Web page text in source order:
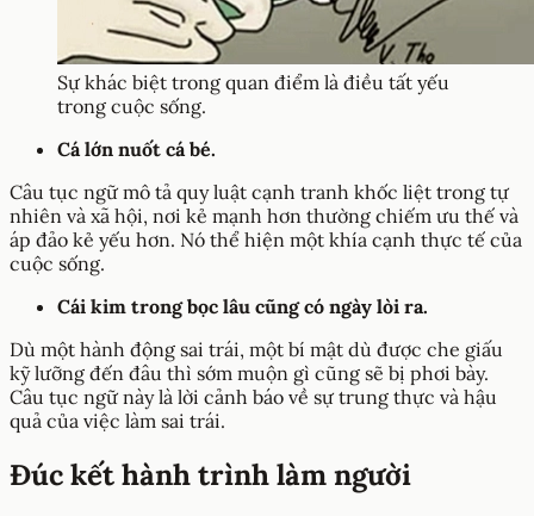
Sự khác biệt trong quan điểm là điều tất yếu
trong cuộc sống.
Cá lớn nuốt cá bé.
Câu tục ngữ mô tả quy luật cạnh tranh khốc liệt trong tự
nhiên và xã hội, nơi kẻ mạnh hơn thường chiếm ưu thế và
áp đảo kẻ yếu hơn. Nó thể hiện một khía cạnh thực tế của
cuộc sống.
Cái kim trong bọc lâu cũng có ngày lòi ra.
Dù một hành động sai trái, một bí mật dù được che giấu
kỹ lưỡng đến đâu thì sớm muộn gì cũng sẽ bị phơi bày.
Câu tục ngữ này là lời cảnh báo về sự trung thực và hậu
quả của việc làm sai trái.
Đúc kết hành trình làm người